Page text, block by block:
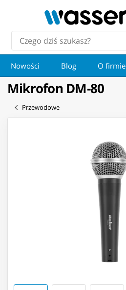
Nowości Blog O firmie
Mikrofon DM-80
Przewodowe